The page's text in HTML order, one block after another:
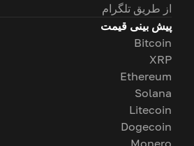
از طریق تلگرام
پیش بینی قیمت
Bitcoin
XRP
Ethereum
Solana
Litecoin
Dogecoin